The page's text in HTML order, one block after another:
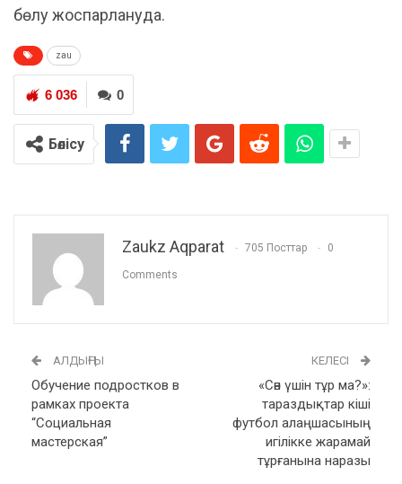
бөлу жоспарлануда.
zau
0
6 036
Бөлісу
Zaukz Aqparat 705 Посттар 0
Comments
АЛДЫҢҒЫ
Обучение подростков в
рамках проекта
“Социальная
мастерская”
КЕЛЕСІ
«Сән үшін тұр ма?»:
тараздықтар кіші
футбол алаңшасының
игілікке жарамай
тұрғанына наразы